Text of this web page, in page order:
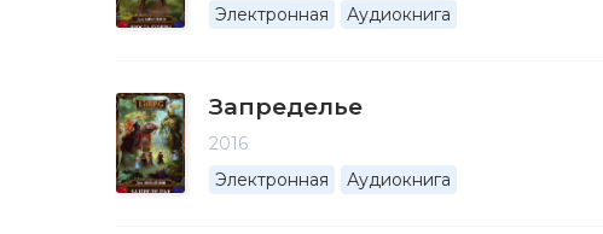
Электронная
Аудиокнига
Запределье
2016
Электронная
Аудиокнига